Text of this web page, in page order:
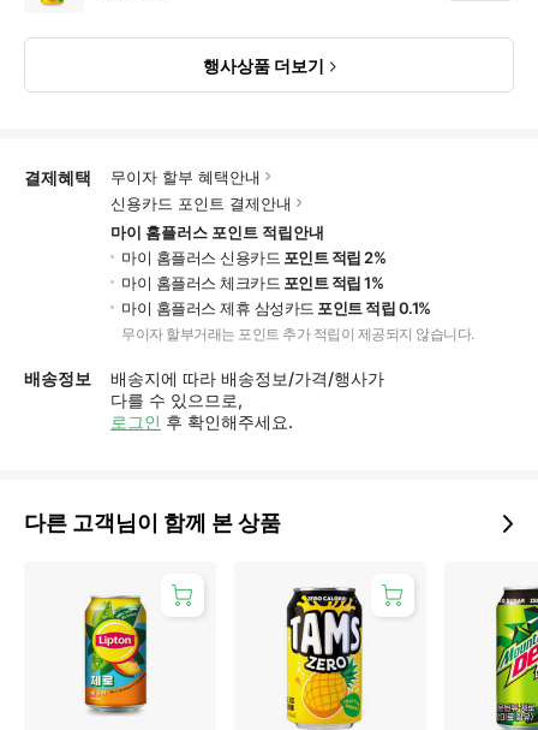
행사상품 더보기
결제혜택
무이자 할부 혜택안내
신용카드 포인트 결제안내
마이 홈플러스 포인트 적립안내
마이 홈플러스 신용카드 포인트 적립 2%
마이 홈플러스 체크카드 포인트 적립 1%
마이 홈플러스 제휴 삼성카드 포인트 적립 0.1%
무이자 할부거래는 포인트 추가 적립이 제공되지 않습니다.
배송정보
배송지에 따라 배송정보/가격/행사가
다를 수 있으므로,
로그인 후 확인해주세요.
다른 고객님이 함께 본 상품